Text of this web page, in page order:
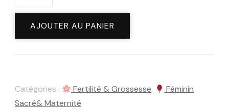
de
Bola
Enchanté
AJOUTER AU PANIER
Catégories : Fertilité & Grossesse,
Féminin
Sacré& Maternité